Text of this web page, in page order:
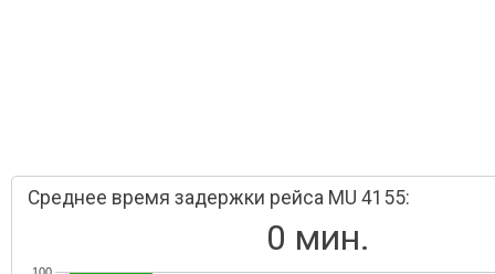
Среднее время задержки рейса MU 4155:
0 мин.